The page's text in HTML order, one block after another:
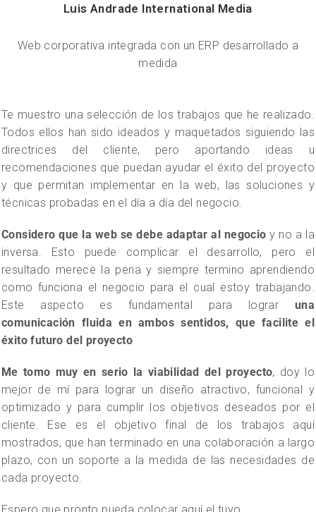
Luis Andrade International Media
Web corporativa integrada con un ERP desarrollado a
medida
Te muestro una selección de los trabajos que he realizado.
Todos ellos han sido ideados y maquetados siguiendo las
directrices del cliente, pero aportando ideas u
recomendaciones que puedan ayudar el éxito del proyecto
y que permitan implementar en la web, las soluciones y
técnicas probadas en el día a día del negocio.
Considero que la web se debe adaptar al negocio y no a la
inversa. Esto puede complicar el desarrollo, pero el
resultado merece la pena y siempre termino aprendiendo
como funciona el negocio para el cual estoy trabajando.
Este aspecto es fundamental para lograr una
comunicación fluida en ambos sentidos, que facilite el
éxito futuro del proyecto
Me tomo muy en serio la viabilidad del proyecto, doy lo
mejor de mí para lograr un diseño atractivo, funcional y
optimizado y para cumplir los objetivos deseados por el
cliente. Ese es el objetivo final de los trabajos aquí
mostrados, que han terminado en una colaboración a largo
plazo, con un soporte a la medida de las necesidades de
cada proyecto.